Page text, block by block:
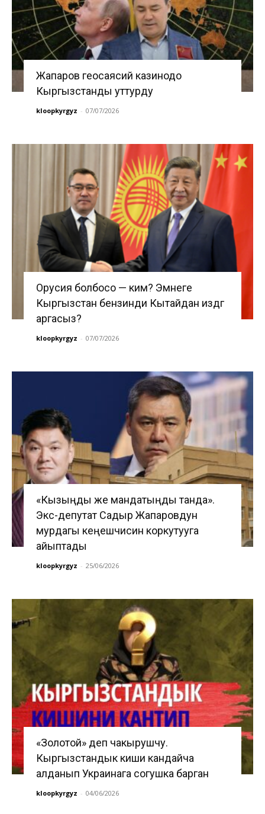
Жапаров геосаясий казинодо
Кыргызстанды уттурду
kloopkyrgyz - 07/07/2026
Орусия болбосо — ким? Эмнеге
Кыргызстан бензинди Кытайдан издөөгө
аргасыз?
kloopkyrgyz - 07/07/2026
«Кызыңды же мандатыңды танда».
Экс-депутат Садыр Жапаровдун
мурдагы кеңешчисин коркутууга
айыптады
kloopkyrgyz - 25/06/2026
«Золотой» деп чакырушчу.
Кыргызстандык киши кандайча
алданып Украинага согушка барган
kloopkyrgyz - 04/06/2026